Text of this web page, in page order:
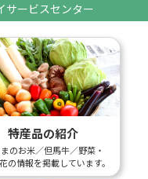
ービスセンター
特産品の紹介
のお米／但馬牛／野菜・
の情報を掲載しています。